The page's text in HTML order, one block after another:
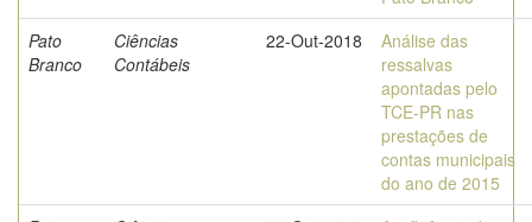
Pato
Branco
Ciências
Contábeis
22-Out-2018
Análise das
ressalvas
apontadas pelo
TCE-PR nas
prestações de
contas municipais
do ano de 2015